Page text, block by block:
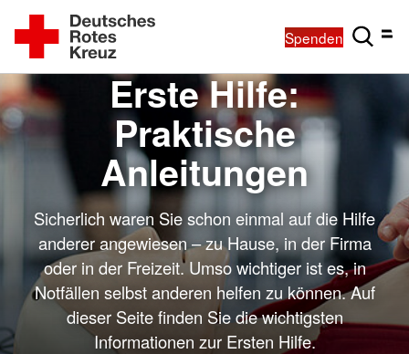
Spenden
Erste Hilfe:
Praktische
Anleitungen
Sicherlich waren Sie schon einmal auf die Hilfe
anderer angewiesen – zu Hause, in der Firma
oder in der Freizeit. Umso wichtiger ist es, in
Notfällen selbst anderen helfen zu können. Auf
dieser Seite finden Sie die wichtigsten
Informationen zur Ersten Hilfe.